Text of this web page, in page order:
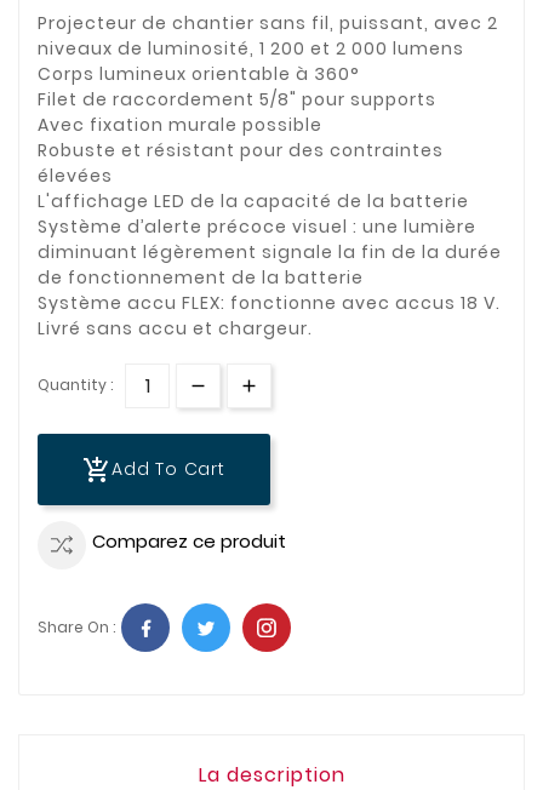
Projecteur de chantier sans fil, puissant, avec 2
niveaux de luminosité, 1 200 et 2 000 lumens
Corps lumineux orientable à 360°
Filet de raccordement 5/8" pour supports
Avec fixation murale possible
Robuste et résistant pour des contraintes
élevées
L'affichage LED de la capacité de la batterie
Système d’alerte précoce visuel : une lumière
diminuant légèrement signale la fin de la durée
de fonctionnement de la batterie
Système accu FLEX: fonctionne avec accus 18 V.
Livré sans accu et chargeur.
Quantity :
add_shopping_cartAdd To Cart
Comparez ce produit
Share On :
La description